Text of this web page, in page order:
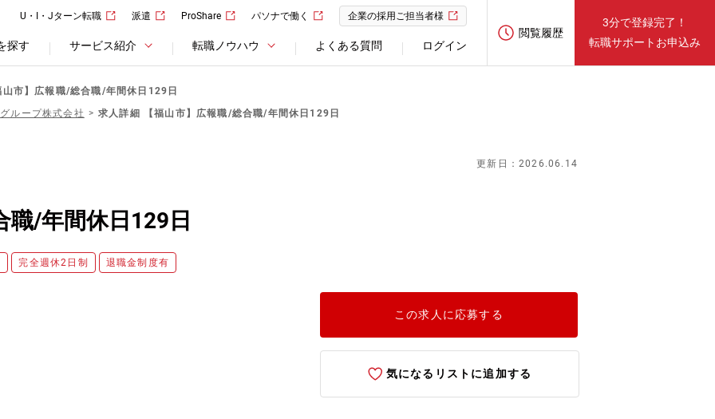
U・I・Jターン転職 派遣 ProShare パソナで働く 企業の採用ご担当者様
探す サービス紹介 転職ノウハウ よくある質問 ログイン
閲覧履歴
3分で登録完了！
転職サポートお申込み
市】広報職/総合職/年間休日129日
ループ株式会社
求人詳細 【福山市】広報職/総合職/年間休日129日
更新日：2026.06.14
/年間休日129日
完全週休2日制 退職金制度有
この求人に応募する
気になるリストに追加する